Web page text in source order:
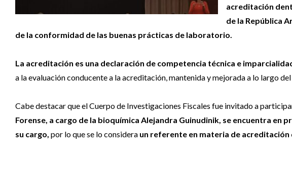
acreditación
de la República
de la conformidad de las buenas prácticas de laboratorio.
La acreditación es una declaración de competencia técnica e
a la evaluación conducente a la acreditación, mantenida y mejorada a lo largo
Cabe destacar que el Cuerpo de Investigaciones Fiscales fue invitado a
Forense, a cargo de la bioquímica Alejandra Guinudinik, se encuentra en
su cargo, por lo que se lo considera un referente en materia de